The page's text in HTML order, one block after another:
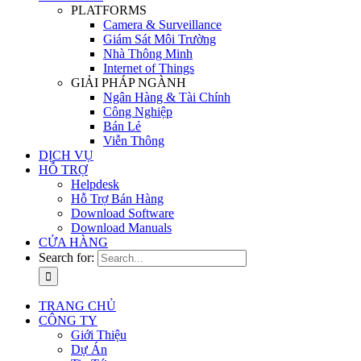
PLATFORMS
Camera & Surveillance
Giám Sát Môi Trường
Nhà Thông Minh
Internet of Things
GIẢI PHÁP NGÀNH
Ngân Hàng & Tài Chính
Công Nghiệp
Bán Lẻ
Viễn Thông
DỊCH VỤ
HỖ TRỢ
Helpdesk
Hỗ Trợ Bán Hàng
Download Software
Download Manuals
CỬA HÀNG
Search for:
TRANG CHỦ
CÔNG TY
Giới Thiệu
Dự Án